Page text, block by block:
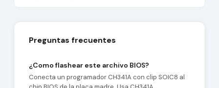
Preguntas frecuentes
¿Como flashear este archivo BIOS?
Conecta un programador CH341A con clip SOIC8 al